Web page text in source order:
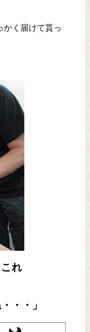
かく届けて貰っ
れ
・・」